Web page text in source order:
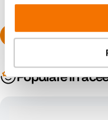
Populare în